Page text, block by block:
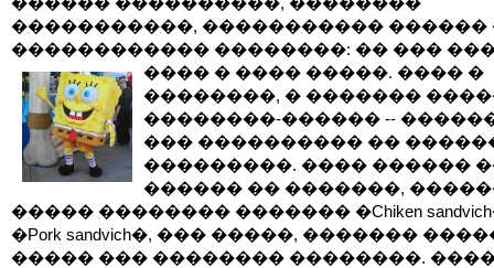
�����������, ����������� ������
������������ ��������: �� ���
���� � ���� �����. ���� �
��������, � �������
��������-������ --
��� ���������� ��
���������. ���� ������
������ �� �������,
����� �������� ������� �Chiken
�Pork sandvich�, ��� �����, �������
����� ��� �������� ��������.